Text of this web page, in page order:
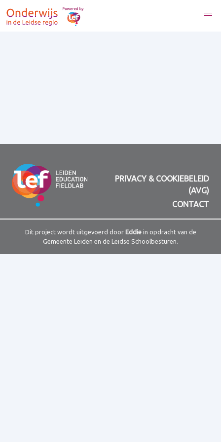
PRIVACY & COOKIEBELEID
(AVG)
CONTACT
Dit project wordt uitgevoerd door Eddiein opdracht van de
Gemeente Leiden en de Leidse Schoolbesturen.